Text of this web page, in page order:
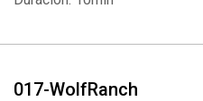
017-WolfRanch